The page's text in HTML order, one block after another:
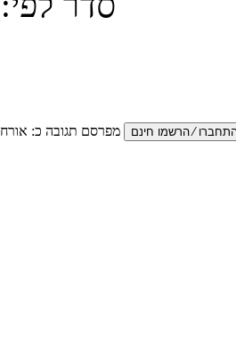
מפרסם תגובה כ: אורח